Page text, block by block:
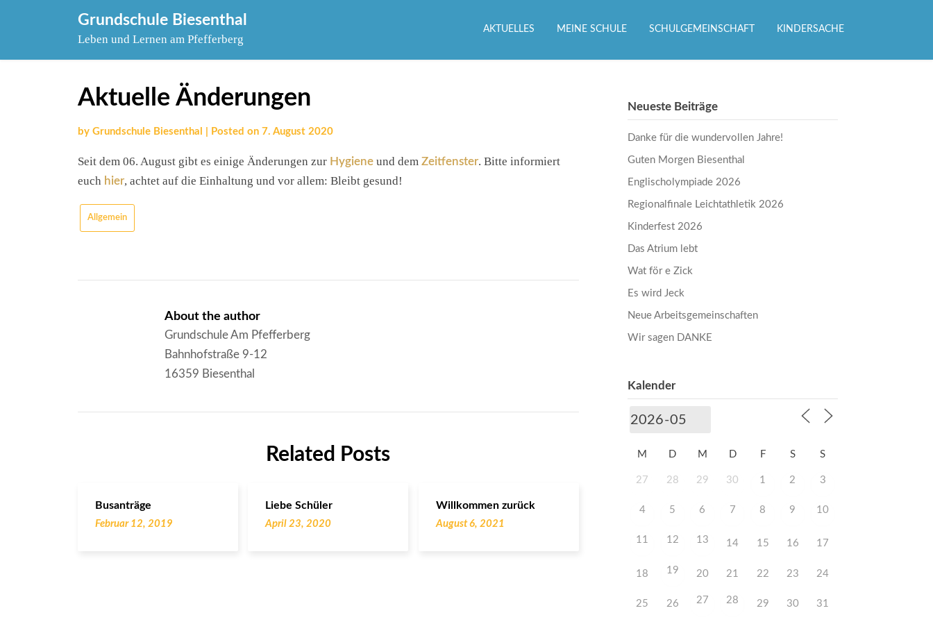
Grundschule Biesenthal
Leben und Lernen am Pfefferberg
AKTUELLES MEINE SCHULE SCHULGEMEINSCHAFT KINDERSACHE
Aktuelle Änderungen
by Grundschule Biesenthal Posted on 7. August 2020
Seit dem 06. August gibt es einige Änderungen zur Hygiene und dem Zeitfenster. Bitte informiert
euch hier, achtet auf die Einhaltung und vor allem: Bleibt gesund!
Allgemein
About the author
Grundschule Am Pfefferberg
Bahnhofstraße 9-12
16359 Biesenthal
Related Posts
Busanträge
Februar 12, 2019
Liebe Schüler
April 23, 2020
Willkommen zurück
August 6, 2021
Neueste Beiträge
Danke für die wundervollen Jahre!
Guten Morgen Biesenthal
Englischolympiade 2026
Regionalfinale Leichtathletik 2026
Kinderfest 2026
Das Atrium lebt
Wat för e Zick
Es wird Jeck
Neue Arbeitsgemeinschaften
Wir sagen DANKE
Kalender
M D M D F S S
27 28 29 30 1 2 3
4 5 6 7 8 9 10
11 12 13 14 15 16 17
18 19 20 21 22 23 24
25 26 27 28 29 30 31